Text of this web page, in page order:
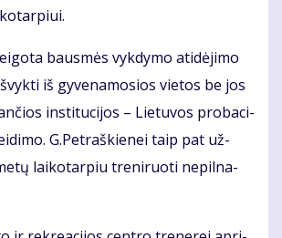
baus­mės vyk­dy­mo ati­dė­ji­mo
iš gy­ve­na­mo­sios vie­tos be jos
ins­ti­tu­ci­jos – Lie­tu­vos pro­ba­ci­
G.Pet­raš­kie­nei taip pat už­
lai­ko­tar­piu tre­ni­ruo­ti ne­pil­na­